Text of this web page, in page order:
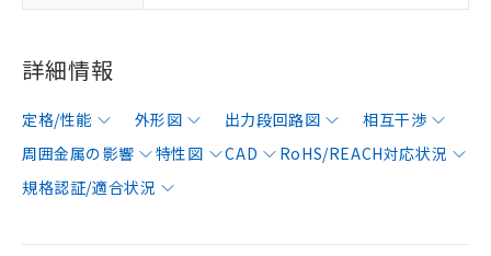
詳細情報
定格/性能 外形図 出力段回路図
相互干渉
周囲金属の影響
特性図 CAD
RoHS/REACH対応状況
規格認証/適合状況